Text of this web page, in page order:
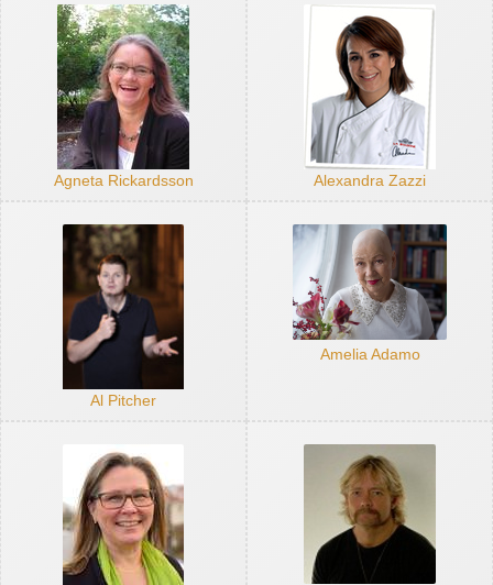
Agneta Rickardsson Alexandra Zazzi
Al Pitcher
Amelia Adamo